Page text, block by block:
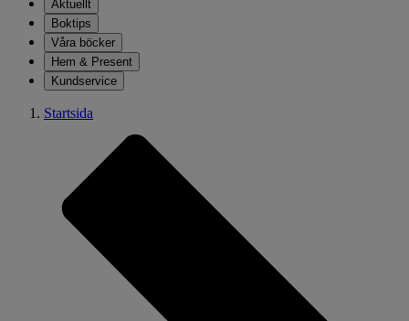
Aktuellt
Boktips
Våra böcker
Hem & Present
Kundservice
Startsida